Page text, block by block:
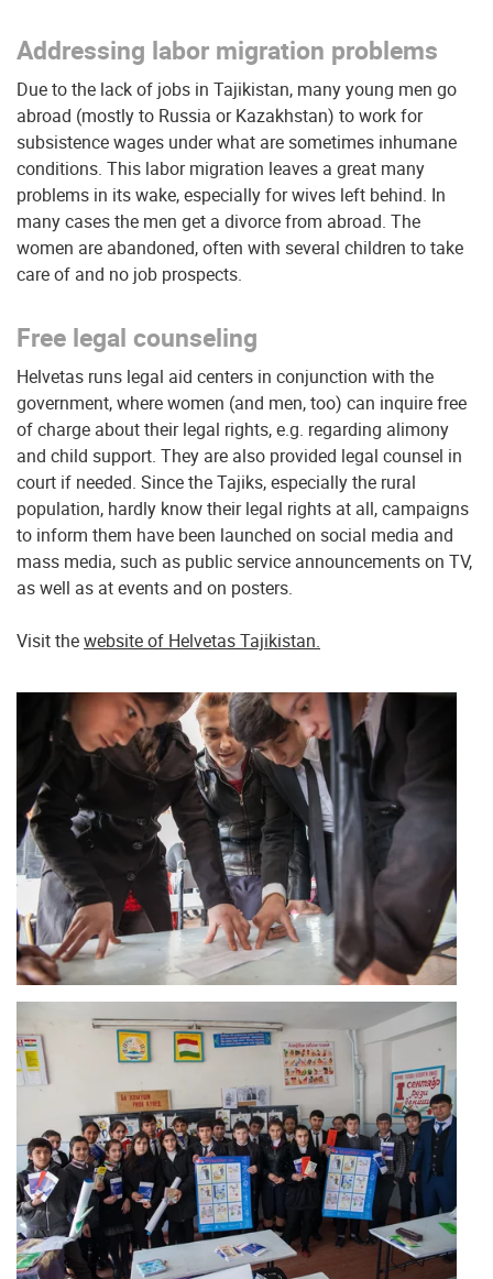
Addressing labor migration problems
Due to the lack of jobs in Tajikistan, many young men go
abroad (mostly to Russia or Kazakhstan) to work for
subsistence wages under what are sometimes inhumane
conditions. This labor migration leaves a great many
problems in its wake, especially for wives left behind. In
many cases the men get a divorce from abroad. The
women are abandoned, often with several children to take
care of and no job prospects.
Free legal counseling
Helvetas runs legal aid centers in conjunction with the
government, where women (and men, too) can inquire free
of charge about their legal rights, e.g. regarding alimony
and child support. They are also provided legal counsel in
court if needed. Since the Tajiks, especially the rural
population, hardly know their legal rights at all, campaigns
to inform them have been launched on social media and
mass media, such as public service announcements on TV,
as well as at events and on posters.
Visit thewebsite of Helvetas Tajikistan.